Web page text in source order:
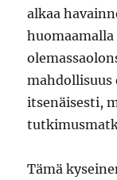
alkaa
mahdollisuus
itsenäisesti,
Tämä